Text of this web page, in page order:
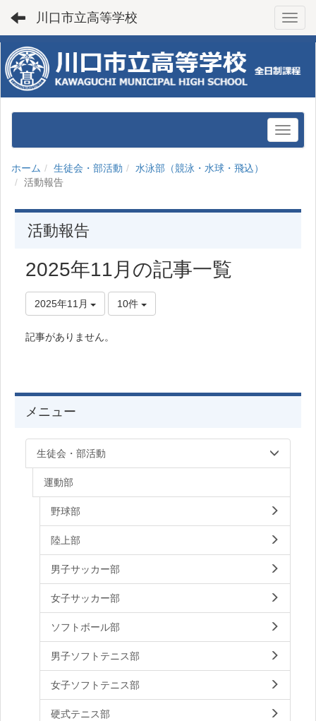
川口市立高等学校
ホーム 生徒会・部活動
水泳部（競泳・水球・飛込）
活動報告
活動報告
2025年11月の記事一覧
2025年11月 10件
記事がありません。
メニュー
生徒会・部活動
運動部
野球部
陸上部
男子サッカー部
女子サッカー部
ソフトボール部
男子ソフトテニス部
女子ソフトテニス部
硬式テニス部